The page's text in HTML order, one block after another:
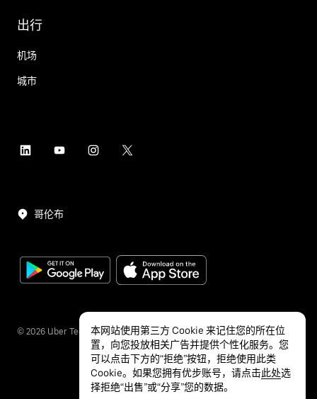
出行
机场
城市
哥伦布
© 2026 Uber Technologies Inc.
本网站使用第三方 Cookie 来记住您的所在位
置，向您投放相关广告并提供个性化服务。您
可以点击下方的“拒绝”按钮，拒绝使用此类
Cookie。如果您拥有优步账号，请点击此处选
择拒绝“出售”或“分享”您的数据。